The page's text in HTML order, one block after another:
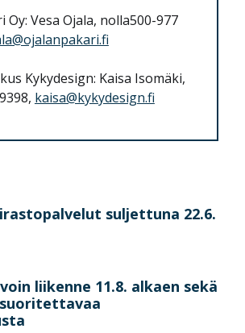
Oy: Vesa Ojala, nolla500-977
Kykydesign: Kaisa Isomäki,
kaisa@kykydesign.fi
suljettuna 22.6.
liikenne 11.8. alkaen sekä